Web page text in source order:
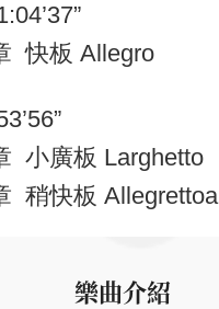
快板 Allegro
小廣板 Larghetto
稍快板 Allegrettoa
樂曲介紹